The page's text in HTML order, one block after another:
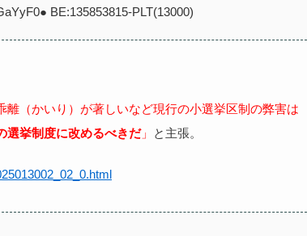
BE:135853815-PLT(13000)
離（かいり）が著しいなど現行の小選挙区制の弊害は
選挙制度に改めるべきだ」 と主張。